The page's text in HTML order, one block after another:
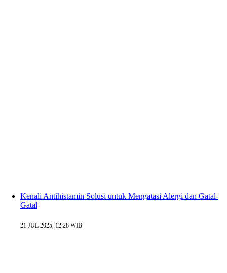
Kenali Antihistamin Solusi untuk Mengatasi Alergi dan Gatal-
Gatal
21 JUL 2025, 12:28 WIB